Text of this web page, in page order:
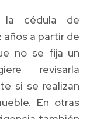
la cédula de
a partir de
no se fija un
revisarla
si se realizan
En otras